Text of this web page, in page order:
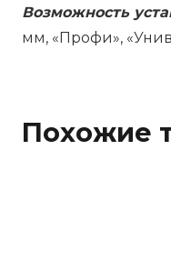
Возможность
мм, «Профи»,
Похожие